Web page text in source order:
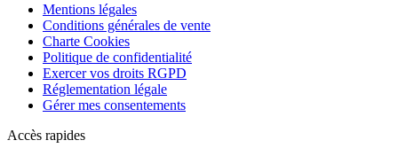
Mentions légales
Conditions générales de vente
Charte Cookies
Politique de confidentialité
Exercer vos droits RGPD
Réglementation légale
Gérer mes consentements
Accès rapides